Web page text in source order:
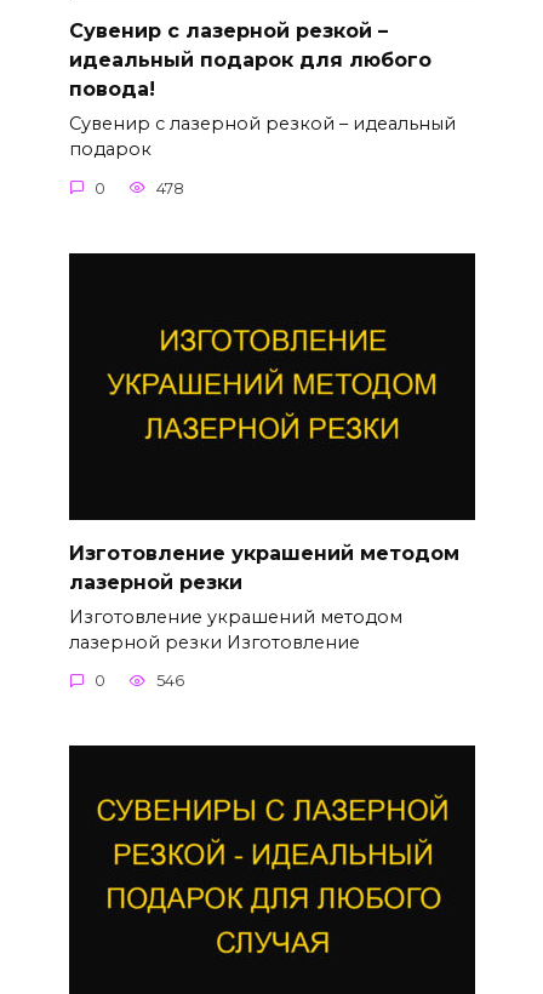
Сувенир с лазерной резкой –
идеальный подарок для любого
повода!
Сувенир с лазерной резкой – идеальный
подарок
0 478
Изготовление украшений методом
лазерной резки
Изготовление украшений методом
лазерной резки Изготовление
0 546